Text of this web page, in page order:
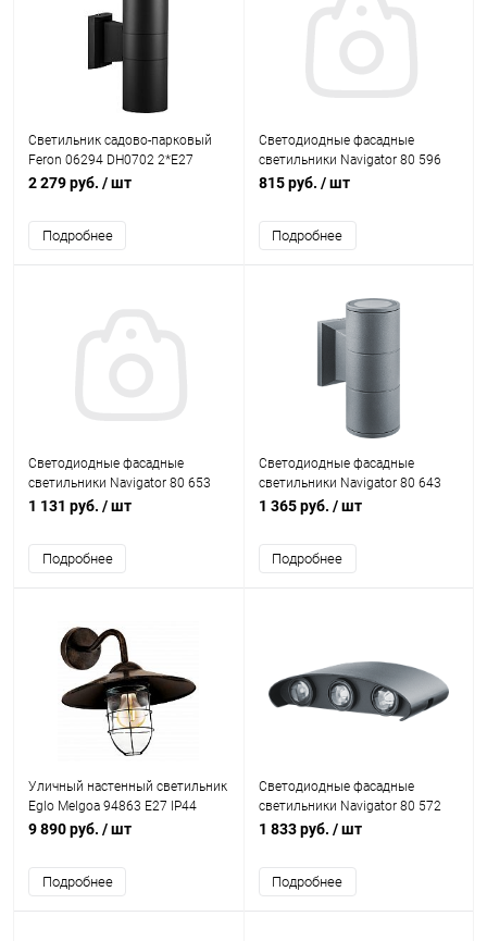
Светильник садово-парковый
Feron 06294 DH0702 2*E27
черный IP54
2 279 руб. / шт
Подробнее
Светодиодные фасадные
светильники Navigator 80 596
NOF-D-W-013-03 5W 4000K IP54
815 руб. / шт
Подробнее
Светодиодные фасадные
светильники Navigator 80 653
NOF-D-W-033-02 2x3W 3000K
1 131 руб. / шт
Подробнее
Светодиодные фасадные
светильники Navigator 80 643
NOF-D-W-030-02 2xGU10 IP54
1 365 руб. / шт
Подробнее
Уличный настенный светильник
Eglo Melgoa 94863 E27 IP44
медный состаренный
9 890 руб. / шт
Подробнее
Светодиодные фасадные
светильники Navigator 80 572
NOF-D-W-006-01 6x1W 3000K
1 833 руб. / шт
Подробнее